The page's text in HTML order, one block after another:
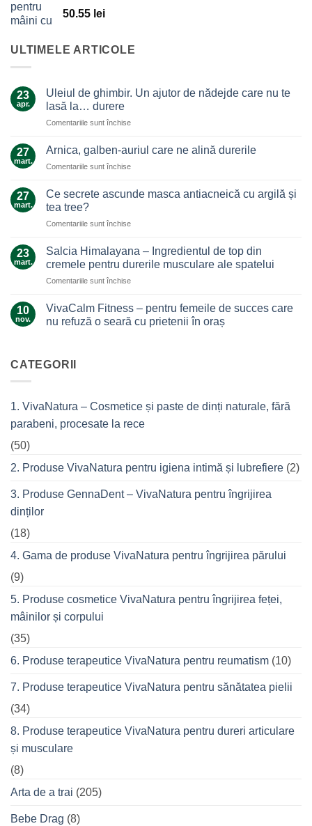
50.55 lei
ULTIMELE ARTICOLE
23
apr.
Uleiul de ghimbir. Un ajutor de nădejde care nu te
lasă la… durere
Comentariile sunt închisepentru
de
Un
de
nu
lasă
la…
27
mart.
Arnica, galben-auriul care ne alină durerile
Comentariile sunt închisepentru
galben-
ne
durerile
27
mart.
Ce secrete ascunde masca antiacneică cu argilă și
tea tree?
Comentariile sunt închisepentru
secrete
ascunde
masca
antiacneică
argilă
23
mart.
Salcia Himalayana – Ingredientul de top din
cremele pentru durerile musculare ale spatelui
Comentariile sunt închisepentru
Himalayana
Ingredientul
musculare
ale
10
nov.
VivaCalm Fitness – pentru femeile de succes care
nu refuză o seară cu prietenii în oraș
VivaCalm
Fitness
de
care
seară
cu
în
oraș
CATEGORII
1. VivaNatura – Cosmetice și paste de dinți naturale, fără
parabeni, procesate la rece
(50)
2. Produse VivaNatura pentru igiena intimă și lubrefiere (2)
3. Produse GennaDent – VivaNatura pentru îngrijirea
dinților
(18)
4. Gama de produse VivaNatura pentru îngrijirea părului
(9)
5. Produse cosmetice VivaNatura pentru îngrijirea feței,
mâinilor și corpului
(35)
6. Produse terapeutice VivaNatura pentru reumatism (10)
7. Produse terapeutice VivaNatura pentru sănătatea pielii
(34)
8. Produse terapeutice VivaNatura pentru dureri articulare
și musculare
(8)
Arta de a trai (205)
Bebe Drag (8)